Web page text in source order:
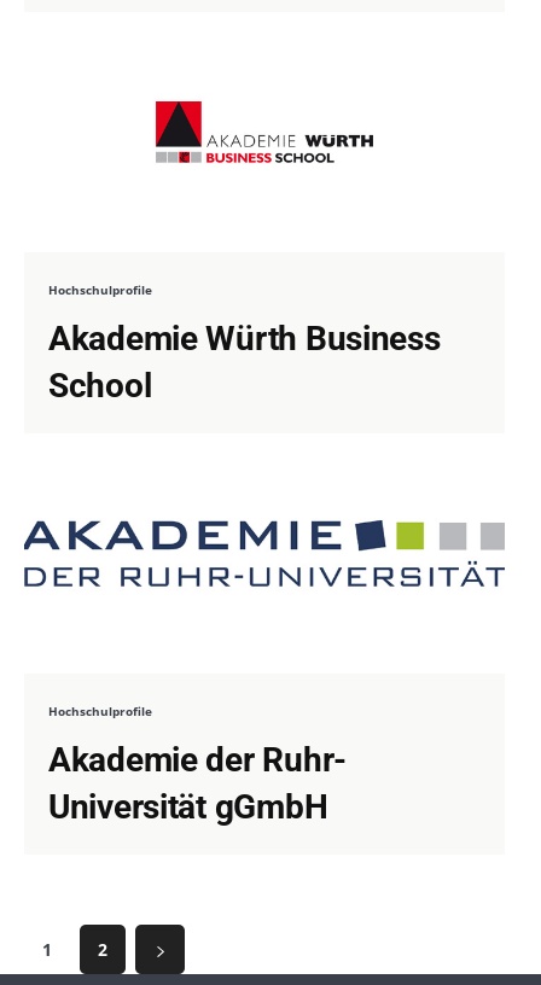
Hochschulprofile
Akademie Würth Business
School
Hochschulprofile
Akademie der Ruhr-
Universität gGmbH
1 2